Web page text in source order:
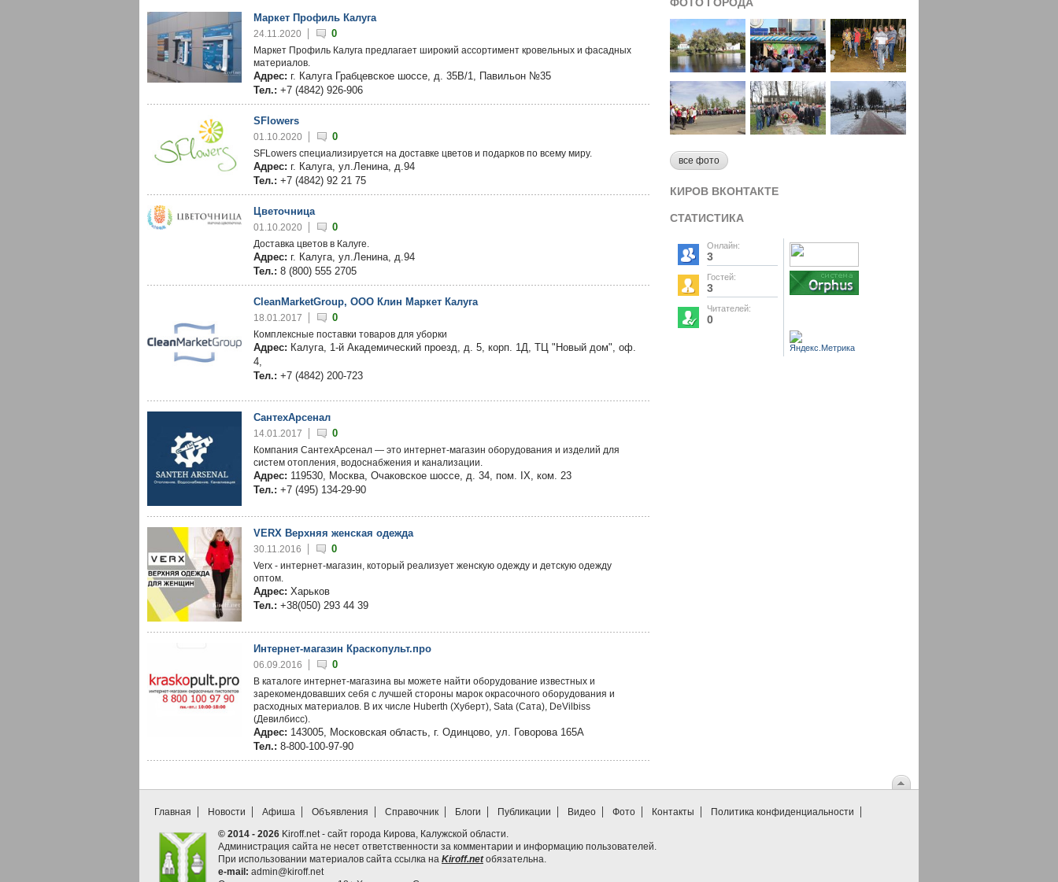
Маркет Профиль Калуга
24.11.2020 0
Маркет Профиль Калуга предлагает широкий ассортимент кровельных и фасадных
материалов.
Адрес: г. Калуга Грабцевское шоссе, д. 35В/1, Павильон №35
Тел.: +7 (4842) 926-906
SFlowers
01.10.2020 0
SFLowers специализируется на доставке цветов и подарков по всему миру.
Адрес: г. Калуга, ул.Ленина, д.94
Тел.: +7 (4842) 92 21 75
Цветочница
01.10.2020 0
Доставка цветов в Калуге.
Адрес: г. Калуга, ул.Ленина, д.94
Тел.: 8 (800) 555 2705
CleanMarketGroup, ООО Клин Маркет Калуга
18.01.2017 0
Комплексные поставки товаров для уборки
Адрес: Калуга, 1-й Академический проезд, д. 5, корп. 1Д, ТЦ "Новый дом", оф.
4,
Тел.: +7 (4842) 200-723
СантехАрсенал
14.01.2017 0
Компания СантехАрсенал — это интернет-магазин оборудования и изделий для
систем отопления, водоснабжения и канализации.
Адрес: 119530, Москва, Очаковское шоссе, д. 34, пом. IX, ком. 23
Тел.: +7 (495) 134-29-90
VERX Верхняя женская одежда
30.11.2016 0
Verx - интернет-магазин, который реализует женскую одежду и детскую одежду
оптом.
Адрес: Харьков
Тел.: +38(050) 293 44 39
Интернет-магазин Краскопульт.про
06.09.2016 0
В каталоге интернет-магазина вы можете найти оборудование известных и
зарекомендовавших себя с лучшей стороны марок окрасочного оборудования и
расходных материалов. В их числе Huberth (Хуберт), Sata (Сата), DeVilbiss
(Девилбисс).
Адрес: 143005, Московская область, г. Одинцово, ул. Говорова 165А
Тел.: 8-800-100-97-90
все фото
КИРОВ ВКОНТАКТЕ
СТАТИСТИКА
Онлайн:
3
Гостей:
3
Читателей:
0
Главная Новости Афиша Объявления Справочник Блоги Публикации Видео Фото Контакты
Политика конфиденциальности
© 2014 - 2026 Kiroff.net - сайт города Кирова, Калужской области.
Администрация сайта не несет ответственности за комментарии и информацию пользователей.
При использовании материалов сайта ссылка на Kiroff.netобязательна.
e-mail: admin@kiroff.net